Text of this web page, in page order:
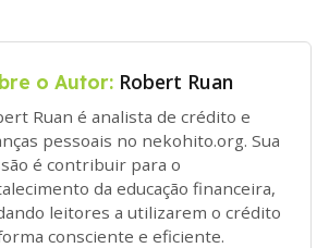
o Autor: Robert Ruan
Ruan é analista de crédito e
pessoais no nekohito.org. Sua
é contribuir para o
da educação financeira,
leitores a utilizarem o crédito
consciente e eficiente.